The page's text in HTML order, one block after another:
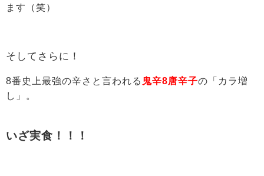
ます（笑）
そしてさらに！
8番史上最強の辛さと言われる 鬼辛8唐辛子の「カラ増
し」。
いざ実食！！！